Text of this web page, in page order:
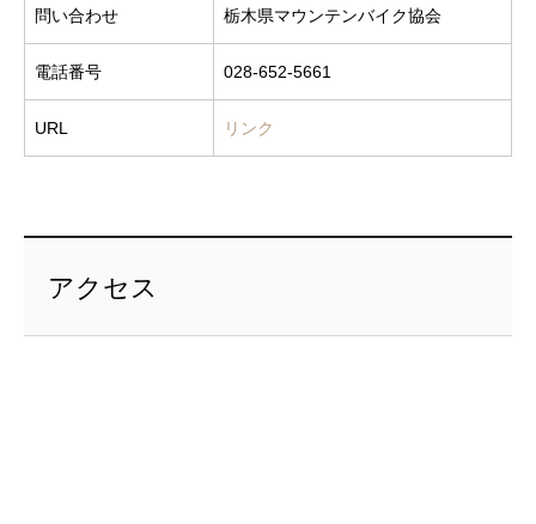
問い合わせ 栃木県マウンテンバイク協会
電話番号 028-652-5661
URL リンク
アクセス